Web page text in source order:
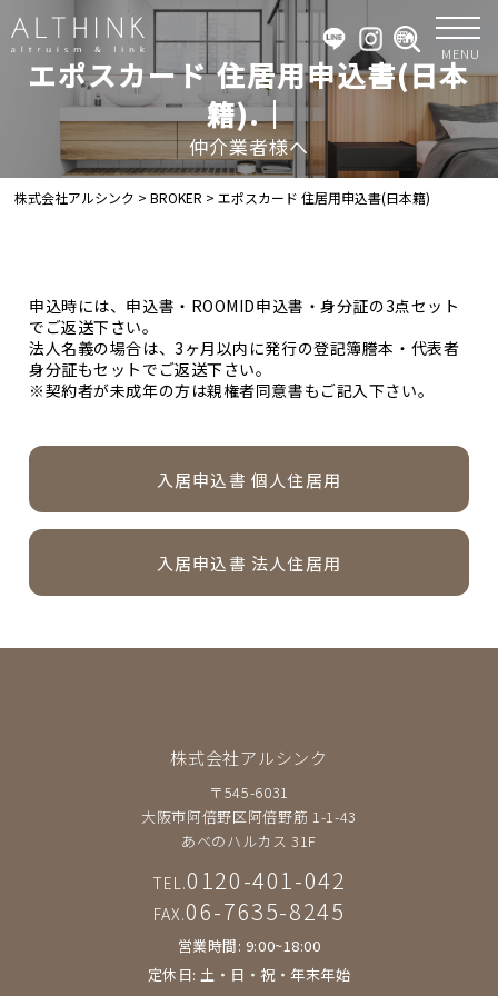
MENU
エポスカード 住居用申込書(日本
籍).｜
仲介業者様へ
株式会社アルシンク >BROKER >エポスカード 住居用申込書(日本籍)
申込時には、申込書・ROOMID申込書・身分証の3点セット
でご返送下さい。
法人名義の場合は、3ヶ月以内に発行の登記簿謄本・代表者
身分証もセットでご返送下さい。
※契約者が未成年の方は親権者同意書もご記入下さい。
入居申込書 個人住居用
入居申込書 法人住居用
株式会社アルシンク
〒545-6031
大阪市阿倍野区阿倍野筋 1-1-43
あべのハルカス 31F
TEL.0120-401-042
FAX.06-7635-8245
営業時間: 9:00~18:00
定休日: 土・日・祝・年末年始